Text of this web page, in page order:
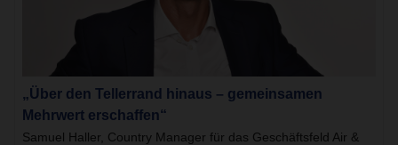
„Über den Tellerrand hinaus – gemeinsamen
Mehrwert erschaffen“
Samuel Haller, Country Manager für das Geschäftsfeld Air &